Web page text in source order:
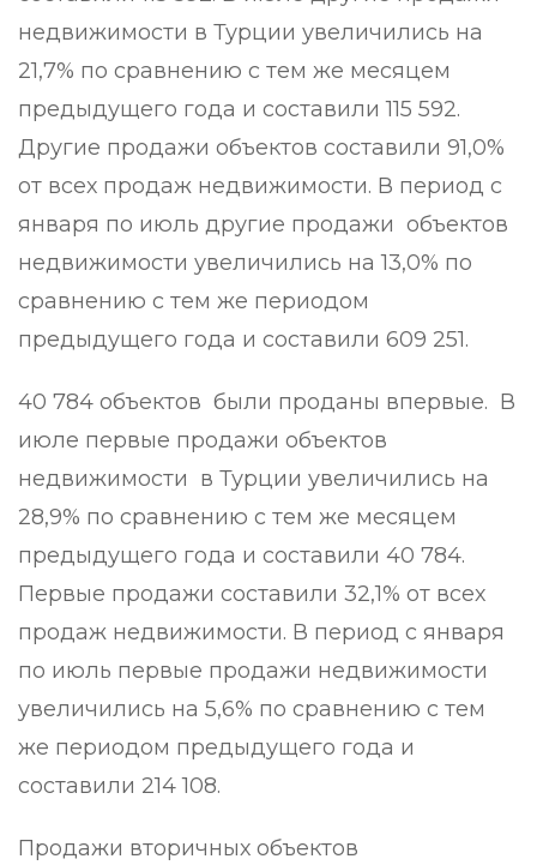
недвижимости в Турции увеличились на
21,7% по сравнению с тем же месяцем
предыдущего года и составили 115 592.
Другие продажи объектов составили 91,0%
от всех продаж недвижимости. В период с
января по июль другие продажи объектов
недвижимости увеличились на 13,0% по
сравнению с тем же периодом
предыдущего года и составили 609 251.
40 784 объектов были проданы впервые. В
июле первые продажи объектов
недвижимости в Турции увеличились на
28,9% по сравнению с тем же месяцем
предыдущего года и составили 40 784.
Первые продажи составили 32,1% от всех
продаж недвижимости. В период с января
по июль первые продажи недвижимости
увеличились на 5,6% по сравнению с тем
же периодом предыдущего года и
составили 214 108.
Продажи вторичных объектов